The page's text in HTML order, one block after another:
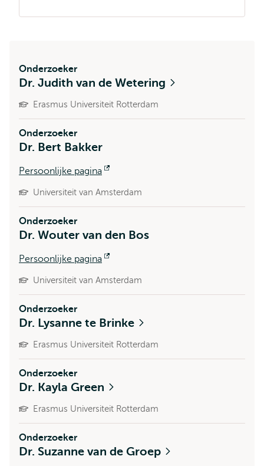
Onderzoeker
Dr. Judith van de Wetering
Erasmus Universiteit Rotterdam
Onderzoeker
Dr. Bert Bakker
Persoonlijke pagina
Universiteit van Amsterdam
Onderzoeker
Dr. Wouter van den Bos
Persoonlijke pagina
Universiteit van Amsterdam
Onderzoeker
Dr. Lysanne te Brinke
Erasmus Universiteit Rotterdam
Onderzoeker
Dr. Kayla Green
Erasmus Universiteit Rotterdam
Onderzoeker
Dr. Suzanne van de Groep